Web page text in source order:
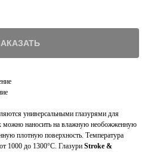
универсальными глазурями для
можно наносить на влажную необожженную
плотную поверхность. Температура
1000 до 1300°С. Глазури Stroke &